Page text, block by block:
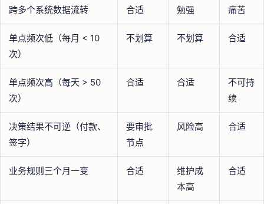
跨多个系统数据流转 合适 勉强 痛苦
单点频次低（每月 < 10
次）
不划算 不划算 合适
单点频次高（每天 > 50
次）
合适 合适
不可持
续
决策结果不可逆（付款、
签字）
要审批
节点
风险高 合适
业务规则三个月一变 合适
维护成
本高
合适